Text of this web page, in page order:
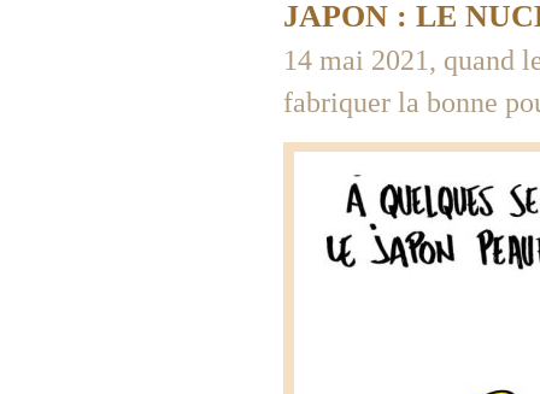
JAPON : LE
14 mai 2021, quand
fabriquer la bonne